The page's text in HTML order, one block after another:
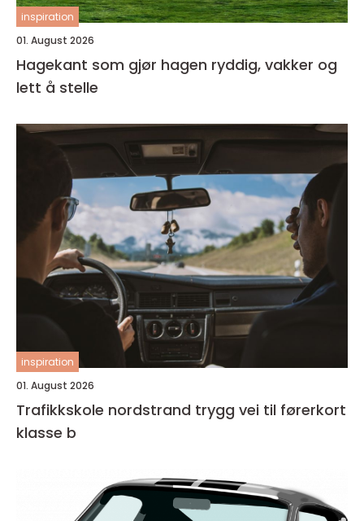
inspiration
01. August 2026
Hagekant som gjør hagen ryddig, vakker og
lett å stelle
inspiration
01. August 2026
Trafikkskole nordstrand trygg vei til førerkort
klasse b